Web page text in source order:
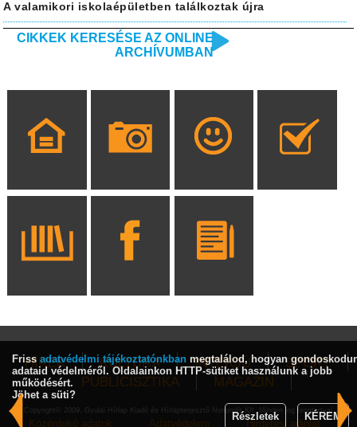
A valamikori iskolaépületben találkoztak újra
CIKKEK KERESÉSE AZ ONLINE
ARCHÍVUMBAN
HÍREK KULTÚRA INTERJÚ
SPORT
PUBLICISZTIKA
MAGAZIN
Copyright© 2009, Gyulai Hírlap Kiadó és Hírlapterjesztő Nonprofit Kft. Minden jog fenntartva!
Közérdekű adatok Adatvédelem Hirdetési ajánlat
Friss adatvédelmi tájékoztatónkban megtalálod, hogyan
adataid védelméről. Oldalainkon HTTP-sütiket használunk a jobb
működésért.
Jöhet a süti?
Részletek
KÉREM